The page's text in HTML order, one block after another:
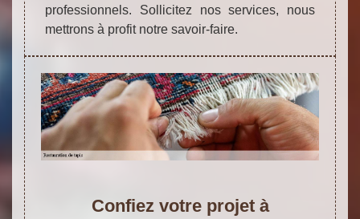
professionnels. Sollicitez nos services, nous
mettrons à profit notre savoir-faire.
Confiez votre projet à